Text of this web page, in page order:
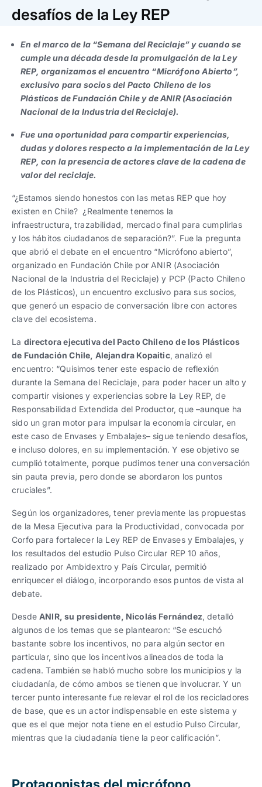
Ver todo
Ver todas
Español |English
Ver todas
Español |English
progresivos de gestión
Ver todos
Español
Español
desafíos de la Ley REP
En el marco de la “Semana del Reciclaje” y cuando se
cumple una década desde la promulgación de la Ley
REP, organizamos el encuentro “Micrófono Abierto”,
exclusivo para socios del Pacto Chileno de los
Plásticos de Fundación Chile y de ANIR (Asociación
Nacional de la Industria del Reciclaje).
Fue una oportunidad para compartir experiencias,
dudas y dolores respecto a la implementación de la Ley
REP, con la presencia de actores clave de la cadena de
valor del reciclaje.
“¿Estamos siendo honestos con las metas REP que hoy
existen en Chile? ¿Realmente tenemos la
infraestructura, trazabilidad, mercado final para cumplirlas
y los hábitos ciudadanos de separación?”. Fue la pregunta
que abrió el debate en el encuentro “Micrófono abierto”,
organizado en Fundación Chile por ANIR (Asociación
Nacional de la Industria del Reciclaje) y PCP (Pacto Chileno
de los Plásticos), un encuentro exclusivo para sus socios,
que generó un espacio de conversación libre con actores
clave del ecosistema.
La directora ejecutiva del Pacto Chileno de los Plásticos
de Fundación Chile, Alejandra Kopaitic, analizó el
encuentro: “Quisimos tener este espacio de reflexión
durante la Semana del Reciclaje, para poder hacer un alto y
compartir visiones y experiencias sobre la Ley REP, de
Responsabilidad Extendida del Productor, que –aunque ha
sido un gran motor para impulsar la economía circular, en
este caso de Envases y Embalajes– sigue teniendo desafíos,
e incluso dolores, en su implementación. Y ese objetivo se
cumplió totalmente, porque pudimos tener una conversación
sin pauta previa, pero donde se abordaron los puntos
cruciales”.
Según los organizadores, tener previamente las propuestas
de la Mesa Ejecutiva para la Productividad, convocada por
Corfo para fortalecer la Ley REP de Envases y Embalajes, y
los resultados del estudio Pulso Circular REP 10 años,
realizado por Ambidextro y País Circular, permitió
enriquecer el diálogo, incorporando esos puntos de vista al
debate.
DesdeANIR, su presidente, Nicolás Fernández, detalló
algunos de los temas que se plantearon: “Se escuchó
bastante sobre los incentivos, no para algún sector en
particular, sino que los incentivos alineados de toda la
cadena. También se habló mucho sobre los municipios y la
ciudadanía, de cómo ambos se tienen que involucrar. Y un
tercer punto interesante fue relevar el rol de los recicladores
de base, que es un actor indispensable en este sistema y
que es el que mejor nota tiene en el estudio Pulso Circular,
mientras que la ciudadanía tiene la peor calificación”.
Protagonistas del micrófono